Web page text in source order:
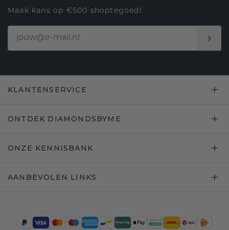
Maak kans op €500 shoptegoed!
KLANTENSERVICE
ONTDEK DIAMONDSBYME
ONZE KENNISBANK
AANBEVOLEN LINKS